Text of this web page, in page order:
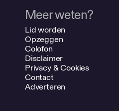
Meer weten?
Lid worden
Opzeggen
Colofon
Disclaimer
Privacy & Cookies
Contact
Adverteren